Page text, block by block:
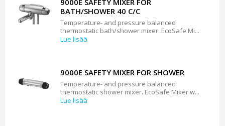
9000E SAFETY MIXER FOR
BATH/SHOWER 40 C/C
Temperature- and pressure balanced
thermostatic bath/shower mixer. EcoSafe Mi...
Lue lisää
9000E SAFETY MIXER FOR SHOWER
Temperature- and pressure balanced
thermostatic shower mixer. EcoSafe Mixer w...
Lue lisää